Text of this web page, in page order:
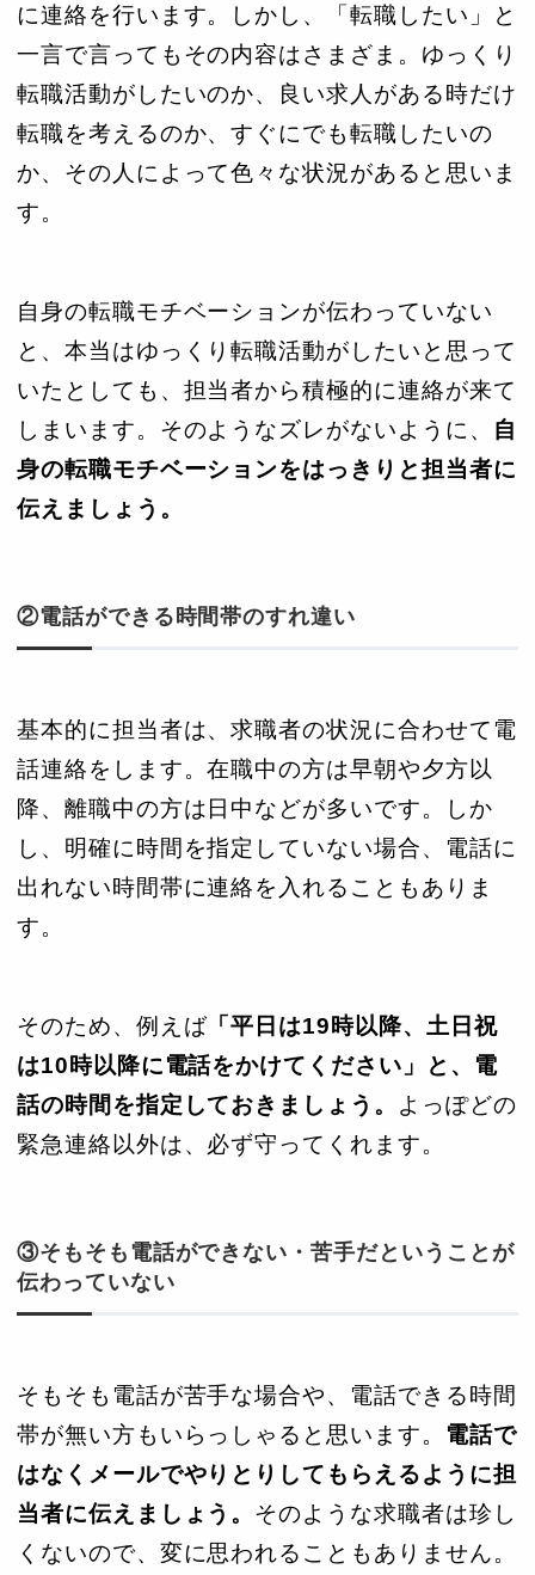
に連絡を行います。しかし、「転職したい」と
一言で言ってもその内容はさまざま。ゆっくり
転職活動がしたいのか、良い求人がある時だけ
転職を考えるのか、すぐにでも転職したいの
か、その人によって色々な状況があると思いま
す。
自身の転職モチベーションが伝わっていない
と、本当はゆっくり転職活動がしたいと思って
いたとしても、担当者から積極的に連絡が来て
しまいます。そのようなズレがないように、
自
身の転職モチベーションをはっきりと担当者に
伝えましょう。
②電話ができる時間帯のすれ違い
基本的に担当者は、求職者の状況に合わせて電
話連絡をします。在職中の方は早朝や夕方以
降、離職中の方は日中などが多いです。しか
し、明確に時間を指定していない場合、電話に
出れない時間帯に連絡を入れることもありま
す。
そのため、例えば「平日は19時以降、土日祝
は10時以降に電話をかけてください」と、電
話の時間を指定しておきましょう。 よっぽどの
緊急連絡以外は、必ず守ってくれます。
③そもそも電話ができない・苦手だということが
伝わっていない
そもそも電話が苦手な場合や、電話できる時間
帯が無い方もいらっしゃると思います。
電話で
はなくメールでやりとりしてもらえるように担
当者に伝えましょう。 そのような求職者は珍し
くないので、変に思われることもありません。